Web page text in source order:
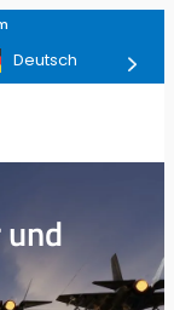
Deutsch